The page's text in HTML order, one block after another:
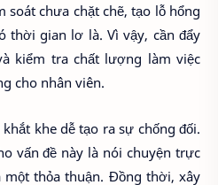
soát chưa chặt chẽ, tạo lỗ hổng
thời gian lơ là. Vì vậy, cần đẩy
kiểm tra chất lượng làm việc
cho nhân viên.
khe dễ tạo ra sự chống đối.
vấn đề này là nói chuyện trực
thỏa thuận. Đồng thời, xây